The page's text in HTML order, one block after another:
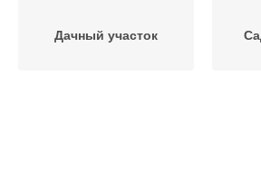
Дачный участок